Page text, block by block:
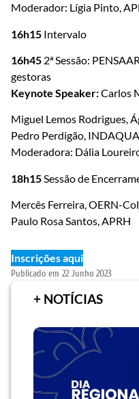
Moderador: Lígia Pinto,
16h15 Intervalo
16h45 2ª Sessão:
gestoras
Keynote Speaker:Carlos
Miguel Lemos Rodrigues,
Pedro Perdigão, INDAQUA
Moderadora: Dália
18h15 Sessão de
Mercês Ferreira, OERN-
Paulo Rosa Santos, APRH
Inscrições aqui
Publicado em 22 Junho 2023
+ NOTÍCIAS